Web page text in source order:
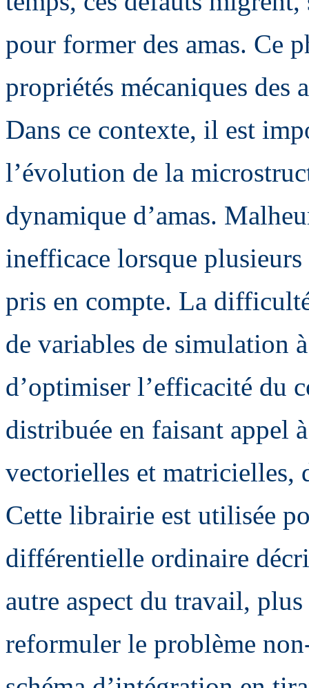
pour former des amas. Ce
propriétés mécaniques des
Dans ce contexte, il est
l’évolution de la
dynamique d’amas.
inefficace lorsque
pris en compte. La
de variables de simulation
d’optimiser l’efficacité du
distribuée en faisant appel
vectorielles et
Cette librairie est utilisée
différentielle ordinaire
autre aspect du travail,
reformuler le problème